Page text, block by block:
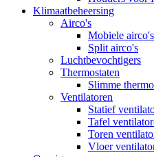
Klimaatbeheersing
Airco's
Mobiele airco's
Split airco's
Luchtbevochtigers
Thermostaten
Slimme
Ventilatoren
Statief
Tafel
Toren
Vloer